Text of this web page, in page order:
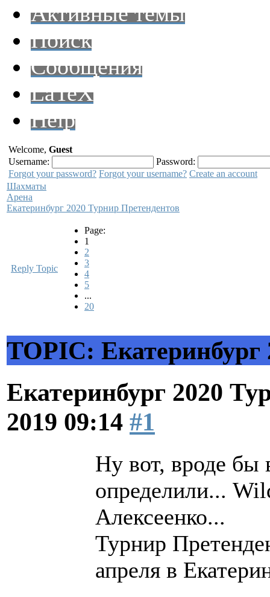
Активные темы
Поиск
Сообщения
LaTeX
Help
Welcome, Guest
Username:
Password:
Forgot your password? Forgot your username? Create an account
Шахматы
Арена
Екатеринбург 2020 Турнир Претендентов
Reply Topic
Page:
1
2
3
4
5
...
20
TOPIC: Екатеринбург
Екатеринбург 2020
2019 09:14 #1
Ну вот, вроде бы
определили...
Алексеенко...
Турнир
апреля в